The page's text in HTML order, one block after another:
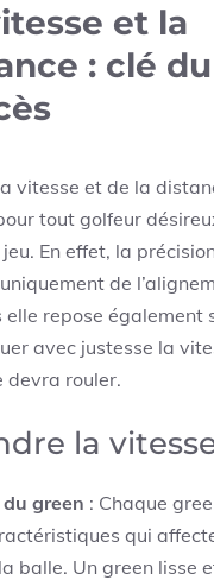
et la
: clé du
vitesse et de la
tout golfeur
En effet, la
de
elle repose également
avec justesse la
devra rouler.
la
green : Chaque
qui
balle. Un green lisse